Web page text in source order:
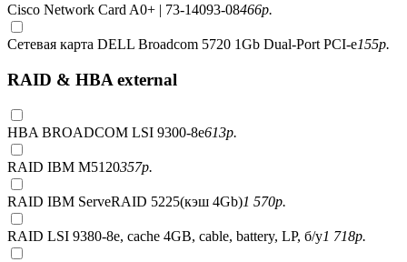
Cisco Network Card A0+ | 73-14093-08466р.
Сетевая карта DELL Broadcom 5720 1Gb Dual-Port PCI-e155р.
RAID & HBA external
HBA BROADCOM LSI 9300-8e613р.
RAID IBM M5120357р.
RAID IBM ServeRAID 5225(кэш 4Gb)1 570р.
RAID LSI 9380-8e, сache 4GB, cable, battery, LP, б/у1 718р.